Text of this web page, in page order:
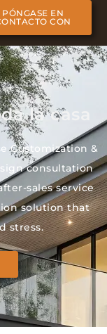
PÓNGASE EN
CON
la casa
Customization &
consultation
sales service
solution that
stress.